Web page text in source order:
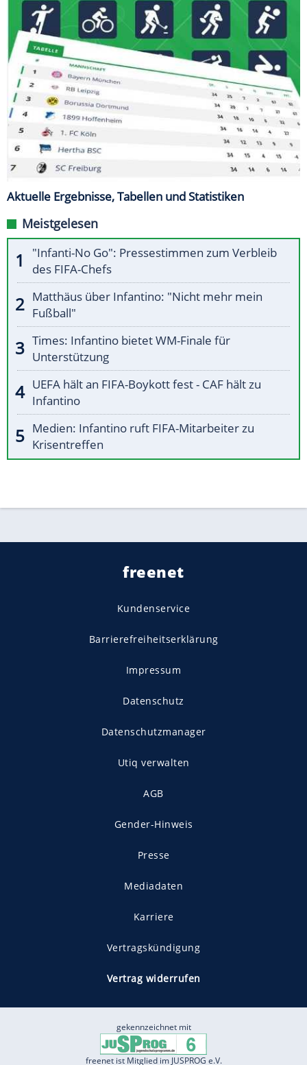
Aktuelle Ergebnisse, Tabellen und Statistiken
Meistgelesen
"Infanti-No Go": Pressestimmen zum Verbleib
des FIFA-Chefs
Matthäus über Infantino: "Nicht mehr mein
Fußball"
Times: Infantino bietet WM-Finale für
Unterstützung
UEFA hält an FIFA-Boykott fest - CAF hält zu
Infantino
Medien: Infantino ruft FIFA-Mitarbeiter zu
Krisentreffen
freenet
Kundenservice
Barrierefreiheitserklärung
Impressum
Datenschutz
Datenschutzmanager
Utiq verwalten
AGB
Gender-Hinweis
Presse
Mediadaten
Karriere
Vertragskündigung
Vertrag widerrufen
gekennzeichnet mit
freenet ist Mitglied im JUSPROG e.V.